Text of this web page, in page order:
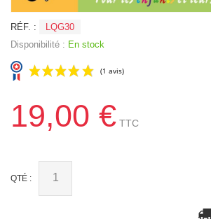
RÉF. :
LQG30
Disponibilité : En stock
19,00 € TTC
QTÉ :